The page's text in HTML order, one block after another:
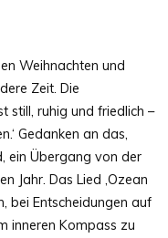
Weihnachten und
Zeit. Die
still, ruhig und friedlich –
Gedanken an das,
ein Übergang von der
Jahr. Das Lied ‚Ozean
bei Entscheidungen auf
inneren Kompass zu